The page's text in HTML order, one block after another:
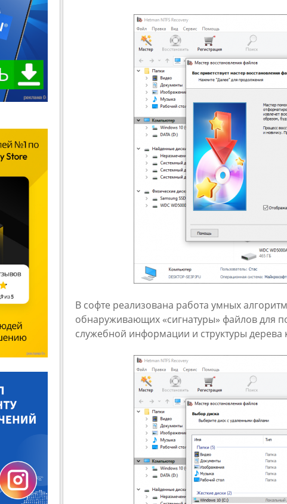
В софте реализована работа умных
обнаруживающих «сигнатуры» файлов для
служебной информации и структуры дерева